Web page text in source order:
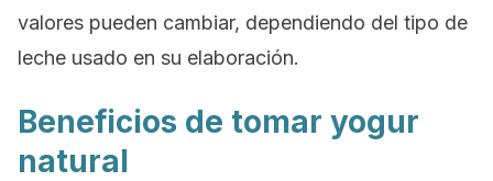
valores pueden cambiar, dependiendo del tipo de
leche usado en su elaboración.
Beneficios de tomar yogur
natural